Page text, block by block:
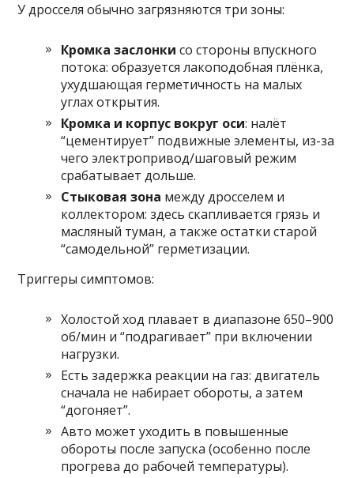
У дросселя обычно загрязняются три зоны:
Кромка заслонки со стороны впускного
потока: образуется лакоподобная плёнка,
ухудшающая герметичность на малых
углах открытия.
Кромка и корпус вокруг оси: налёт
“цементирует” подвижные элементы, из-за
чего электропривод/шаговый режим
срабатывает дольше.
Стыковая зона между дросселем и
коллектором: здесь скапливается грязь и
масляный туман, а также остатки старой
“самодельной” герметизации.
Триггеры симптомов:
Холостой ход плавает в диапазоне 650–900
об/мин и “подрагивает” при включении
нагрузки.
Есть задержка реакции на газ: двигатель
сначала не набирает обороты, а затем
“догоняет”.
Авто может уходить в повышенные
обороты после запуска (особенно после
прогрева до рабочей температуры).